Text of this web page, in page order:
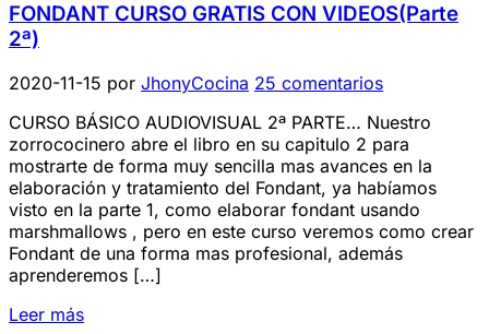
FONDANT CURSO GRATIS CON VIDEOS(Parte
2ª)
2020-11-15 por JhonyCocina 25 comentarios
CURSO BÁSICO AUDIOVISUAL 2ª PARTE… Nuestro
zorrococinero abre el libro en su capitulo 2 para
mostrarte de forma muy sencilla mas avances en la
elaboración y tratamiento del Fondant, ya habíamos
visto en la parte 1, como elaborar fondant usando
marshmallows , pero en este curso veremos como crear
Fondant de una forma mas profesional, además
aprenderemos […]
Leer más